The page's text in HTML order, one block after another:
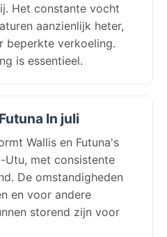
Het constante vocht
aanzienlijk heter,
beperkte verkoeling.
is essentieel.
In juli
Wallis en Futuna's
met consistente
De omstandigheden
en voor andere
storend zijn voor